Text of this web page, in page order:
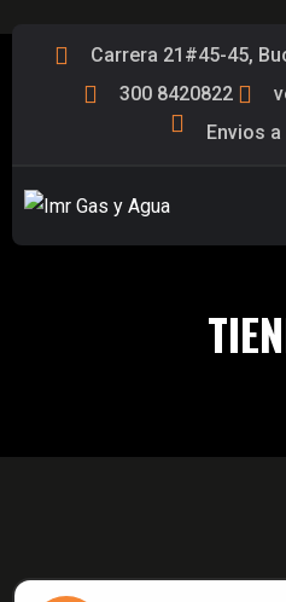
Carrera 21#45-45,
300 8420822
Envios